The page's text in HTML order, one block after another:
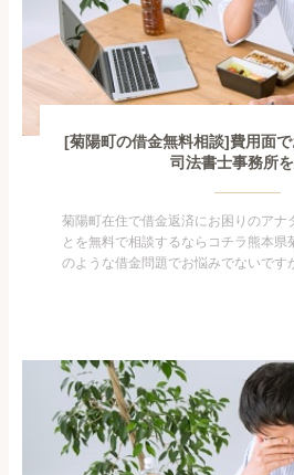
[菊陽町の借金無料相談]費用面
司法書士事務所
菊陽町在住で借金返済にお困りのアナ
とを無料で相談するならコチラ熊本県
のような借金問題でお悩みでないです
られたくない・借金の催促、取り立て
がありま...